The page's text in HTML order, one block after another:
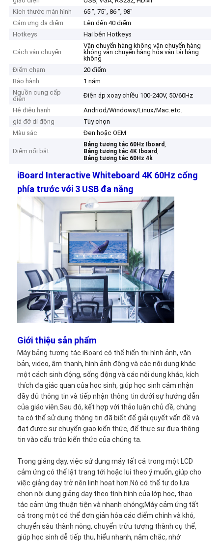
Sản phẩm
Video
Hướng dẫn VR
Về chúng tôi
Kích thước màn hình
65 ", 75", 86 ", 98"
Cảm ưng đa điểm
Lên đến 40 điểm
Hotkeys
Hai bên Hotkeys
Cách vận chuyển
Vận chuyển hàng không vận chuyển hàng
không vận chuyển hàng hóa vận tải hàng
không
Điểm chạm
20 điểm
Bảo hành
1 năm
Nguồn cung cấp
điện
Điện áp xoay chiều 100-240V, 50/60Hz
Hệ điêu hanh
Andriod/Windows/Linux/Mac.etc.
giá đỡ di động
Tùy chọn
Màu sắc
Đen hoặc OEM
Điểm nổi bật:
Bảng tương tác 60Hz Iboard,
Bảng tương tác 4K Iboard,
Bảng tương tác 60Hz 4k
iBoard Interactive Whiteboard 4K 60Hz cổng
phía trước với 3 USB đa năng
Giới thiệu sản phẩm
Máy bảng tương tác iBoard có thể hiển thị hình ảnh, văn
bản, video, âm thanh, hình ảnh động và các nội dung khác
một cách sinh động, sống động và các nội dung khác, kích
thích đa giác quan của học sinh, giúp học sinh cảm nhận
đầy đủ thông tin và tiếp nhận thông tin dưới sự hướng dẫn
của giáo viên.Sau đó, kết hợp với thảo luận chủ đề, chúng
ta có thể sử dụng thông tin đã biết để giải quyết vấn đề và
đạt được sự chuyển giao kiến ​​thức, để thực sự đưa thông
tin vào cấu trúc kiến ​​thức của chúng ta.
Trong giảng dạy, việc sử dụng máy tất cả trong một LCD
cảm ứng có thể lật trang tới hoặc lui theo ý muốn, giúp cho
việc giảng dạy trở nên linh hoạt hơn.Nó có thể tự do lựa
chọn nội dung giảng dạy theo tình hình của lớp học, thao
tác cảm ứng thuận tiện và nhanh chóng;Máy cảm ứng tất
cả trong một có thể đơn giản hóa các điểm chính và khó,
chuyển sâu thành nông, chuyển trừu tượng thành cụ thể,
giúp học sinh dễ tiếp thu, hiểu nhanh, nắm chắc, nhớ